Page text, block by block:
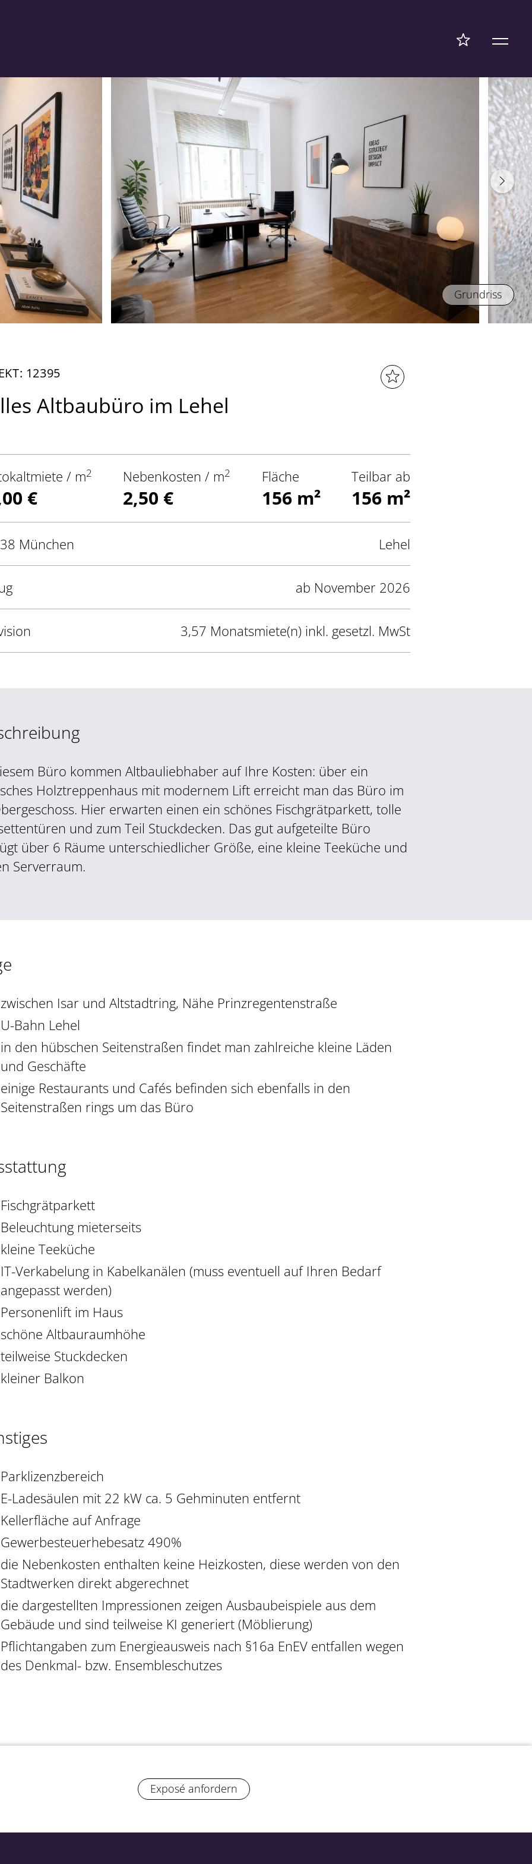
Grundriss
12395
Altbaubüro im Lehel
/ m2
€
Nebenkosten / m2
2,50 €
Fläche
156 m²
Teilbar ab
156 m²
München Lehel
ab November 2026
3,57 Monatsmiete(n) inkl. gesetzl. MwSt
Büro kommen Altbauliebhaber auf Ihre Kosten: über ein
Holztreppenhaus mit modernem Lift erreicht man das Büro im
Hier erwarten einen ein schönes Fischgrätparkett, tolle
und zum Teil Stuckdecken. Das gut aufgeteilte Büro
über 6 Räume unterschiedlicher Größe, eine kleine Teeküche und
Serverraum.
zwischen Isar und Altstadtring, Nähe Prinzregentenstraße
U-Bahn Lehel
in den hübschen Seitenstraßen findet man zahlreiche kleine Läden
und Geschäfte
einige Restaurants und Cafés befinden sich ebenfalls in den
Seitenstraßen rings um das Büro
Fischgrätparkett
Beleuchtung mieterseits
kleine Teeküche
IT-Verkabelung in Kabelkanälen (muss eventuell auf Ihren Bedarf
angepasst werden)
Personenlift im Haus
schöne Altbauraumhöhe
teilweise Stuckdecken
kleiner Balkon
Parklizenzbereich
E-Ladesäulen mit 22 kW ca. 5 Gehminuten entfernt
Kellerfläche auf Anfrage
Gewerbesteuerhebesatz 490%
die Nebenkosten enthalten keine Heizkosten, diese werden von den
Stadtwerken direkt abgerechnet
die dargestellten Impressionen zeigen Ausbaubeispiele aus dem
Gebäude und sind teilweise KI generiert (Möblierung)
Pflichtangaben zum Energieausweis nach §16a EnEV entfallen wegen
des Denkmal- bzw. Ensembleschutzes
Exposé anfordern